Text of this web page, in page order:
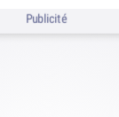
Publicité